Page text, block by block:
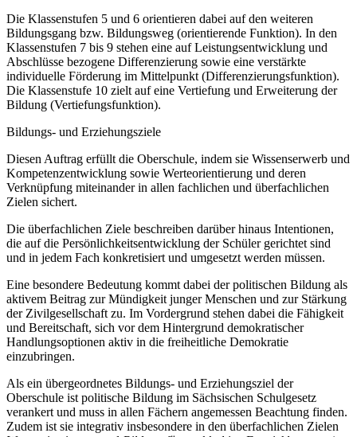
Die Klassenstufen 5 und 6 orientieren dabei auf den weiteren
Bildungsgang bzw. Bildungsweg (orientierende Funktion). In den
Klassenstufen 7 bis 9 stehen eine auf Leistungsentwicklung und
Abschlüsse bezogene Differenzierung sowie eine verstärkte
individuelle Förderung im Mittelpunkt (Differenzierungsfunktion).
Die Klassenstufe 10 zielt auf eine Vertiefung und Erweiterung der
Bildung (Vertiefungsfunktion).
Bildungs- und Erziehungsziele
Diesen Auftrag erfüllt die Oberschule, indem sie Wissenserwerb und
Kompetenzentwicklung sowie Werteorientierung und deren
Verknüpfung miteinander in allen fachlichen und überfachlichen
Zielen sichert.
Die überfachlichen Ziele beschreiben darüber hinaus Intentionen,
die auf die Persönlichkeitsentwicklung der Schüler gerichtet sind
und in jedem Fach konkretisiert und umgesetzt werden müssen.
Eine besondere Bedeutung kommt dabei der politischen Bildung als
aktivem Beitrag zur Mündigkeit junger Menschen und zur Stärkung
der Zivilgesellschaft zu. Im Vordergrund stehen dabei die Fähigkeit
und Bereitschaft, sich vor dem Hintergrund demokratischer
Handlungsoptionen aktiv in die freiheitliche Demokratie
einzubringen.
Als ein übergeordnetes Bildungs- und Erziehungsziel der
Oberschule ist politische Bildung im Sächsischen Schulgesetz
verankert und muss in allen Fächern angemessen Beachtung finden.
Zudem ist sie integrativ insbesondere in den überfachlichen Zielen